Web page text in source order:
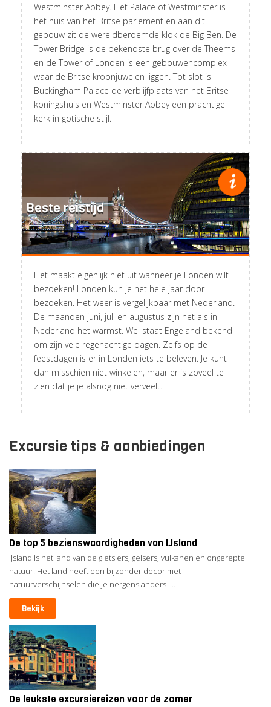
Westminster Abbey. Het Palace of Westminster is
het huis van het Britse parlement en aan dit
gebouw zit de wereldberoemde klok de Big Ben. De
Tower Bridge is de bekendste brug over de Theems
en de Tower of Londen is een gebouwencomplex
waar de Britse kroonjuwelen liggen. Tot slot is
Buckingham Palace de verblijfplaats van het Britse
koningshuis en Westminster Abbey een prachtige
kerk in gotische stijl.
Beste reistijd
Het maakt eigenlijk niet uit wanneer je Londen wilt
bezoeken! Londen kun je het hele jaar door
bezoeken. Het weer is vergelijkbaar met Nederland.
De maanden juni, juli en augustus zijn net als in
Nederland het warmst. Wel staat Engeland bekend
om zijn vele regenachtige dagen. Zelfs op de
feestdagen is er in Londen iets te beleven. Je kunt
dan misschien niet winkelen, maar er is zoveel te
zien dat je je alsnog niet verveelt.
Excursie tips & aanbiedingen
De top 5 bezienswaardigheden van IJsland
IJsland is het land van de gletsjers, geisers, vulkanen en ongerepte
natuur. Het land heeft een bijzonder decor met
natuurverschijnselen die je nergens anders i...
Bekijk
De leukste excursiereizen voor de zomer